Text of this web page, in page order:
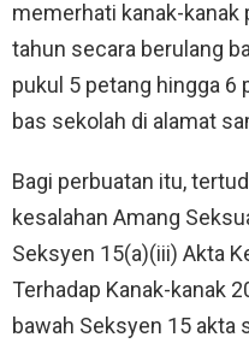
memerhati kanak-
tahun secara berulang
pukul 5 petang hingga 6
bas sekolah di alamat
Bagi perbuatan itu,
kesalahan Amang
Seksyen 15(a)(iii) Akta
Terhadap Kanak-kanak
bawah Seksyen 15 akta